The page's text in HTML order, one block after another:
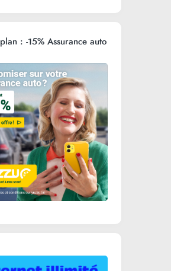
: -15% Assurance auto